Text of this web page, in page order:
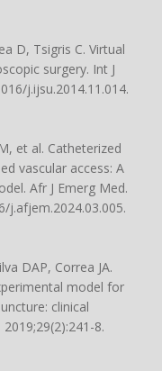
D, Tsigris C. Virtual
surgery. Int J
j.ijsu.2014.11.014.
et al. Catheterized
vascular access: A
Afr J Emerg Med.
j.afjem.2024.03.005.
DAP, Correa JA.
model for
clinical
8.